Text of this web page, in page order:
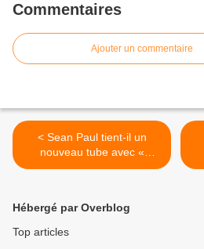
Commentaires
Ajouter un commentaire
< Sean Paul tient-il un
nouveau tube avec «
Scorcha » ?
Hébergé par Overblog
Top articles